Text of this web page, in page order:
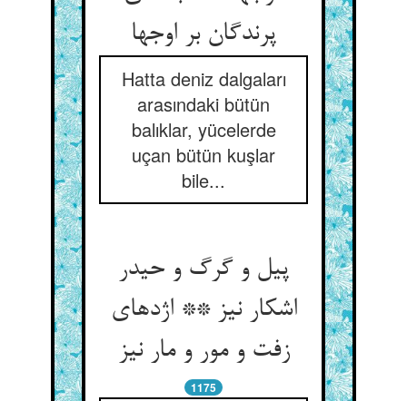
پرندگان بر اوجها
Hatta deniz dalgaları
arasındaki bütün
balıklar, yücelerde
uçan bütün kuşlar
bile...
پیل و گرگ و حیدر
اشکار نیز ** اژدهای
زفت و مور و مار نیز
1175